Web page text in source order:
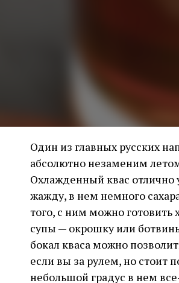
Один из главных русских
абсолютно незаменим
Охлажденный квас отлично
жажду, в нем немного
того, с ним можно готовить
супы — окрошку или
бокал кваса можно
если вы за рулем, но стоит
небольшой градус в нем